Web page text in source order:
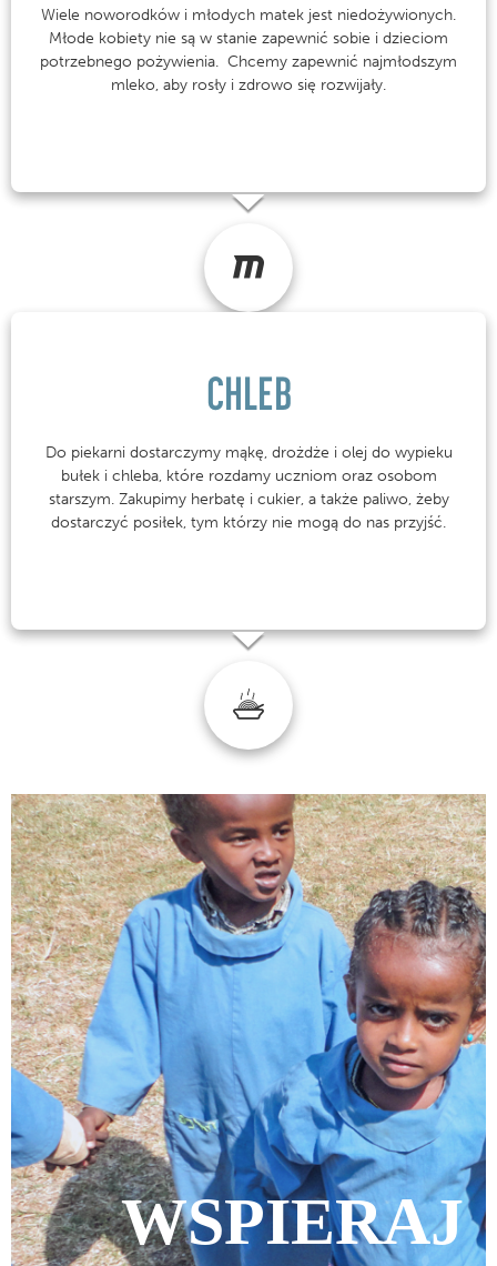
Wiele noworodków i młodych matek jest niedożywionych.
Młode kobiety nie są w stanie zapewnić sobie i dzieciom
potrzebnego pożywienia. Chcemy zapewnić najmłodszym
mleko, aby rosły i zdrowo się rozwijały.
CHLEB
Do piekarni dostarczymy mąkę, drożdże i olej do wypieku
bułek i chleba, które rozdamy uczniom oraz osobom
starszym. Zakupimy herbatę i cukier, a także paliwo, żeby
dostarczyć posiłek, tym którzy nie mogą do nas przyjść.
WSPIERAJ